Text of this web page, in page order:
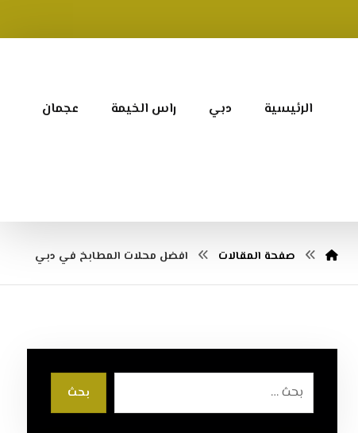
الرئيسية دبي راس الخيمة عجمان
صفحة المقالات افضل محلات المطابخ في دبي
بحث